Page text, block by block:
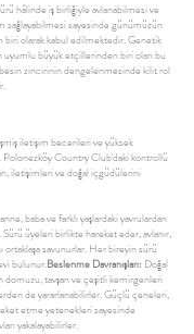
hâlinde iş birliğiyle avlanabilmesi ve
sağlayabilmesi sayesinde günümüzün
biri olarak kabul edilmektedir. Genetik
uyumlu büyük etçillerinden biri olan bu
zincirinin dengelenmesinde kilit rol
iletişim becerileri ve yüksek
Polonezköy Country Club'daki kontrollü
iletişimleri ve doğal içgüdülerini
baba ve farklı yaşlardaki yavrulardan
üyeleri birlikte hareket eder, avlanır,
ortaklaşa savunurlar. Her bireyin sürü
bulunur.Beslenme Davranışları: Doğal
domuzu, tavşan ve çeşitli kemirgenleri
de yararlanabilirler. Güçlü çeneleri,
etme yetenekleri sayesinde
yakalayabilirler.